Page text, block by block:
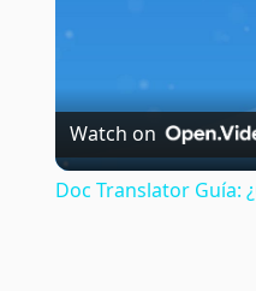
Watch on
Doc Translator Guía: